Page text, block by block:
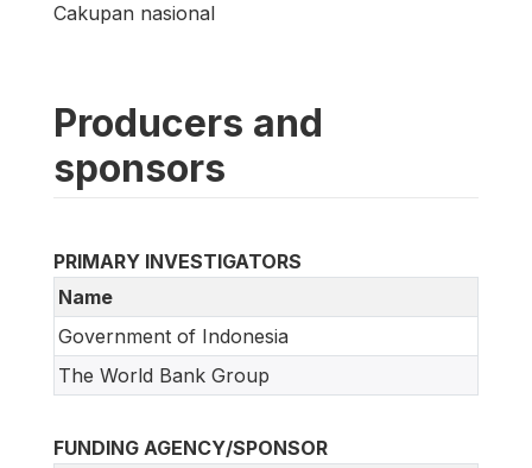
Cakupan nasional
Producers and
sponsors
PRIMARY INVESTIGATORS
Name
Government of Indonesia
The World Bank Group
FUNDING AGENCY/SPONSOR